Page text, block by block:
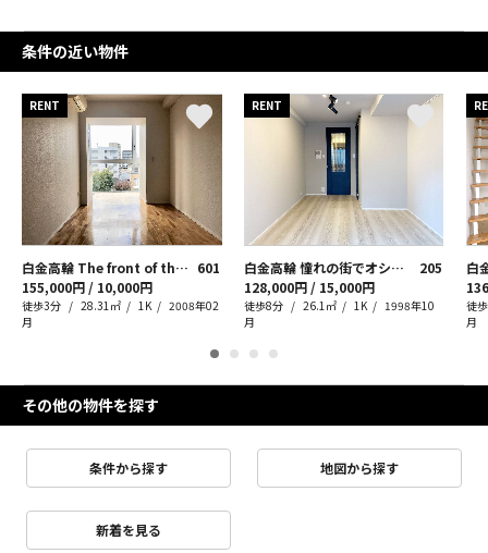
条件の近い物件
RENT
白金高輪 The front of the PARK 601
155,000円 / 10,000円
徒歩3分 28.31㎡ 1K
2008年02
月
RENT
白金高輪 憧れの街でオシャレに暮らす
205
128,000円 / 15,000円
徒歩8分 26.1㎡ 1K
1998年10
月
徒
月
その他の物件を探す
条件から探す 地図から探す
新着を見る